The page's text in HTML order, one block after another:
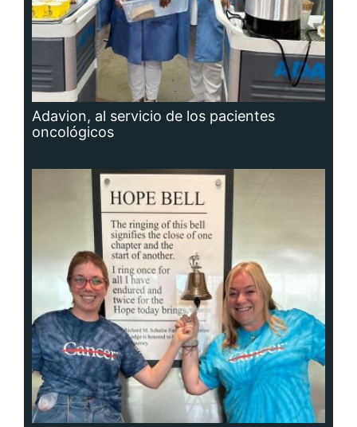
Adavion, al servicio de los pacientes
oncológicos